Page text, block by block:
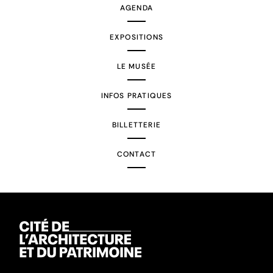
AGENDA
EXPOSITIONS
LE MUSÉE
INFOS PRATIQUES
BILLETTERIE
CONTACT